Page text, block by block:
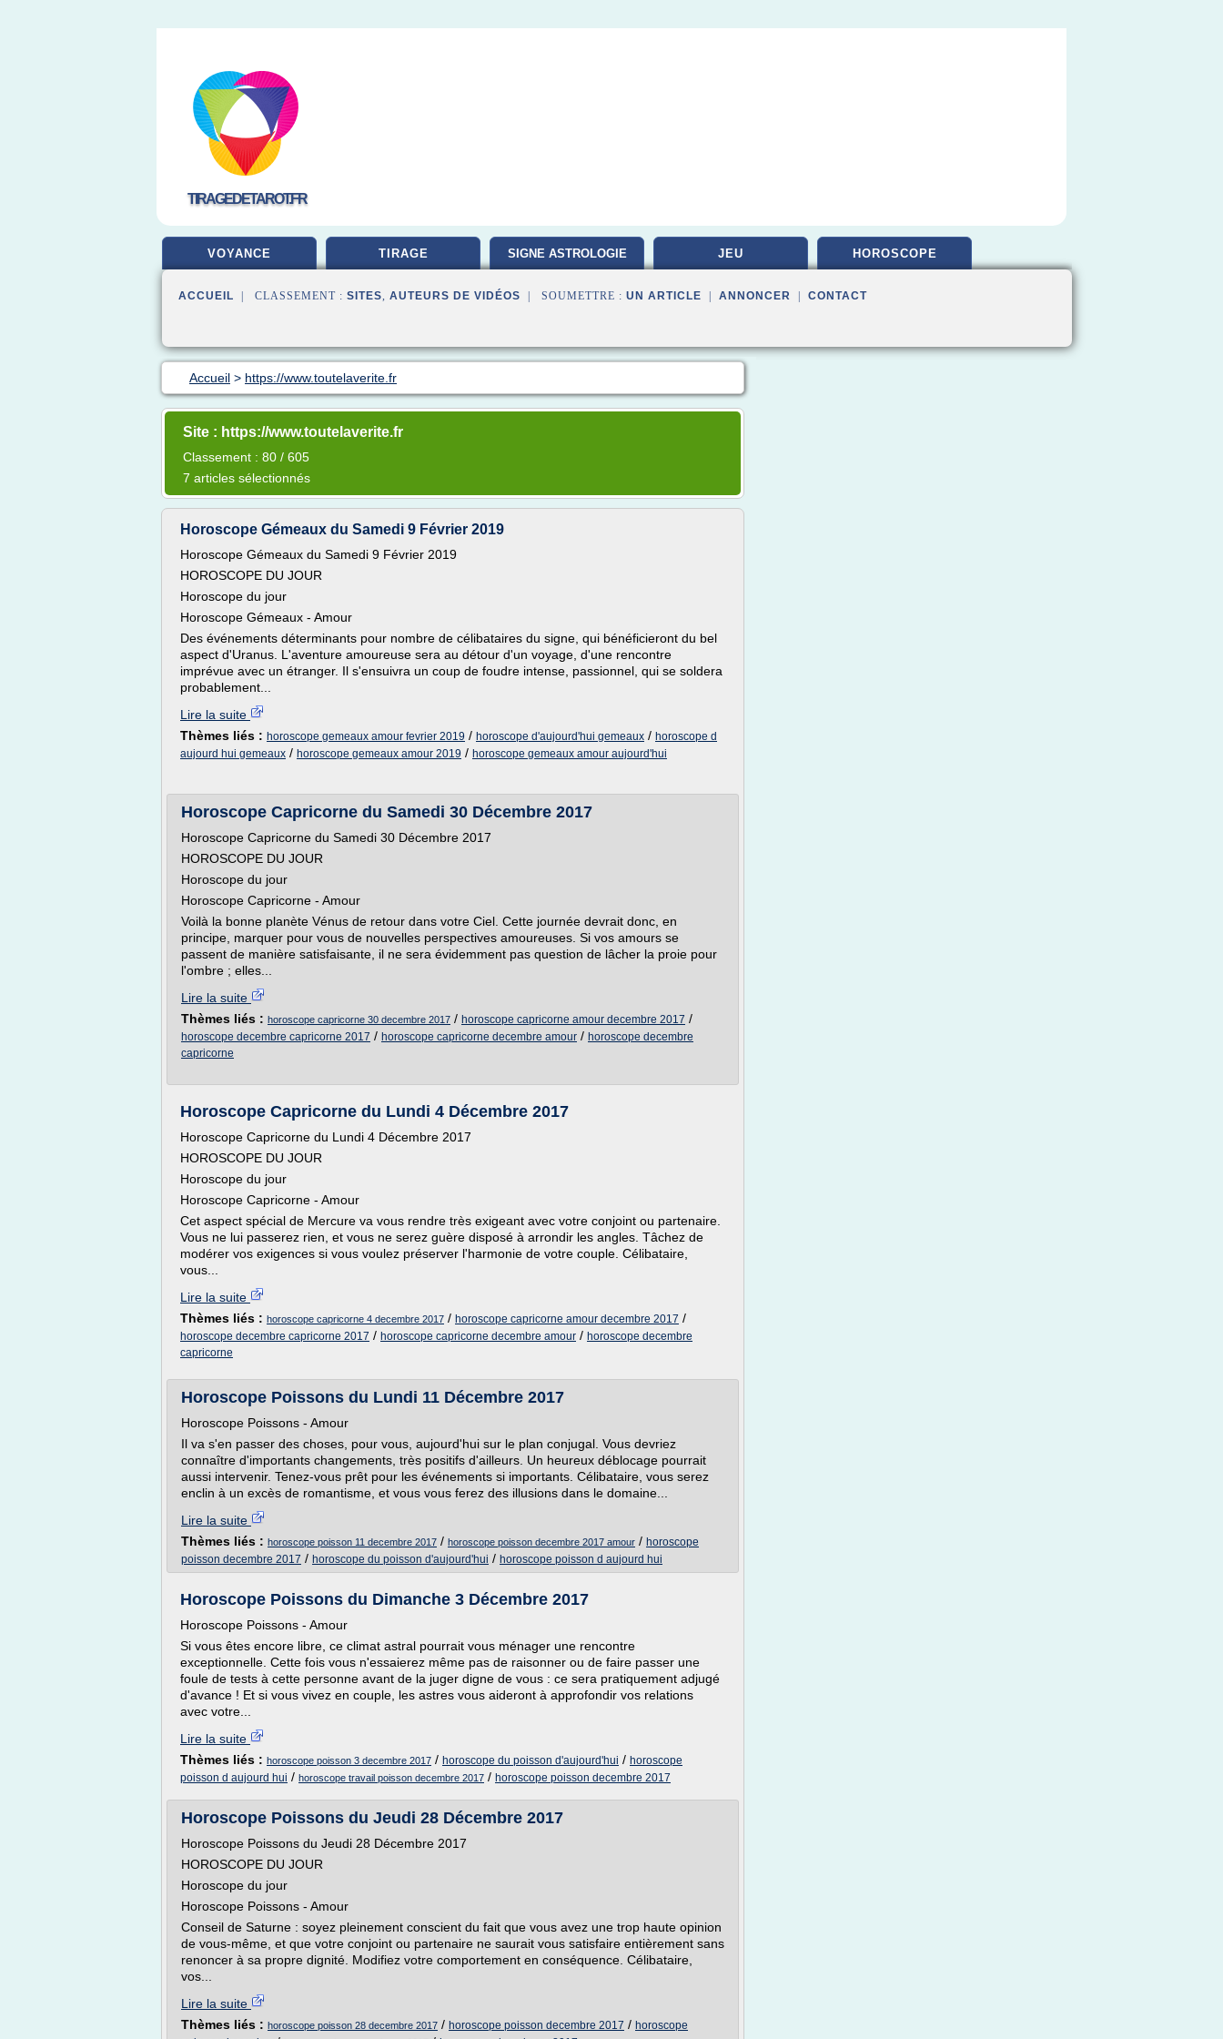
TIRAGEDETAROT.FR
VOYANCE TIRAGE SIGNE ASTROLOGIE JEU HOROSCOPE
ACCUEIL | CLASSEMENT : SITES, AUTEURS DE VIDÉOS | SOUMETTRE : UN ARTICLE ANNONCER CONTACT
Accueil > https://www.toutelaverite.fr
Site : https://www.toutelaverite.fr
Classement : 80 / 605
7 articles sélectionnés
Horoscope Gémeaux du Samedi 9 Février 2019
Horoscope Gémeaux du Samedi 9 Février 2019
HOROSCOPE DU JOUR
Horoscope du jour
Horoscope Gémeaux - Amour
Des événements déterminants pour nombre de célibataires du signe, qui bénéficieront du bel
aspect d'Uranus. L'aventure amoureuse sera au détour d'un voyage, d'une rencontre
imprévue avec un étranger. Il s'ensuivra un coup de foudre intense, passionnel, qui se soldera
probablement...
Lire la suite
Thèmes liés : horoscope gemeaux amour fevrier 2019 / horoscope d'aujourd'hui gemeaux / horoscope d
aujourd hui gemeaux / horoscope gemeaux amour 2019 / horoscope gemeaux amour aujourd'hui
Horoscope Capricorne du Samedi 30 Décembre 2017
Horoscope Capricorne du Samedi 30 Décembre 2017
HOROSCOPE DU JOUR
Horoscope du jour
Horoscope Capricorne - Amour
Voilà la bonne planète Vénus de retour dans votre Ciel. Cette journée devrait donc, en
principe, marquer pour vous de nouvelles perspectives amoureuses. Si vos amours se
passent de manière satisfaisante, il ne sera évidemment pas question de lâcher la proie pour
l'ombre ; elles...
Lire la suite
Thèmes liés : horoscope capricorne 30 decembre 2017 / horoscope capricorne amour decembre 2017 /
horoscope decembre capricorne 2017 / horoscope capricorne decembre amour / horoscope decembre
capricorne
Horoscope Capricorne du Lundi 4 Décembre 2017
Horoscope Capricorne du Lundi 4 Décembre 2017
HOROSCOPE DU JOUR
Horoscope du jour
Horoscope Capricorne - Amour
Cet aspect spécial de Mercure va vous rendre très exigeant avec votre conjoint ou partenaire.
Vous ne lui passerez rien, et vous ne serez guère disposé à arrondir les angles. Tâchez de
modérer vos exigences si vous voulez préserver l'harmonie de votre couple. Célibataire,
vous...
Lire la suite
Thèmes liés : horoscope capricorne 4 decembre 2017 / horoscope capricorne amour decembre 2017 /
horoscope decembre capricorne 2017 / horoscope capricorne decembre amour / horoscope decembre
capricorne
Horoscope Poissons du Lundi 11 Décembre 2017
Horoscope Poissons - Amour
Il va s'en passer des choses, pour vous, aujourd'hui sur le plan conjugal. Vous devriez
connaître d'importants changements, très positifs d'ailleurs. Un heureux déblocage pourrait
aussi intervenir. Tenez-vous prêt pour les événements si importants. Célibataire, vous serez
enclin à un excès de romantisme, et vous vous ferez des illusions dans le domaine...
Lire la suite
Thèmes liés : horoscope poisson 11 decembre 2017 / horoscope poisson decembre 2017 amour / horoscope
poisson decembre 2017 / horoscope du poisson d'aujourd'hui / horoscope poisson d aujourd hui
Horoscope Poissons du Dimanche 3 Décembre 2017
Horoscope Poissons - Amour
Si vous êtes encore libre, ce climat astral pourrait vous ménager une rencontre
exceptionnelle. Cette fois vous n'essaierez même pas de raisonner ou de faire passer une
foule de tests à cette personne avant de la juger digne de vous : ce sera pratiquement adjugé
d'avance ! Et si vous vivez en couple, les astres vous aideront à approfondir vos relations
avec votre...
Lire la suite
Thèmes liés : horoscope poisson 3 decembre 2017 / horoscope du poisson d'aujourd'hui / horoscope
poisson d aujourd hui / horoscope travail poisson decembre 2017 / horoscope poisson decembre 2017
Horoscope Poissons du Jeudi 28 Décembre 2017
Horoscope Poissons du Jeudi 28 Décembre 2017
HOROSCOPE DU JOUR
Horoscope du jour
Horoscope Poissons - Amour
Conseil de Saturne : soyez pleinement conscient du fait que vous avez une trop haute opinion
de vous-même, et que votre conjoint ou partenaire ne saurait vous satisfaire entièrement sans
renoncer à sa propre dignité. Modifiez votre comportement en conséquence. Célibataire,
vos...
Lire la suite
Thèmes liés : horoscope poisson 28 decembre 2017 / horoscope poisson decembre 2017 / horoscope